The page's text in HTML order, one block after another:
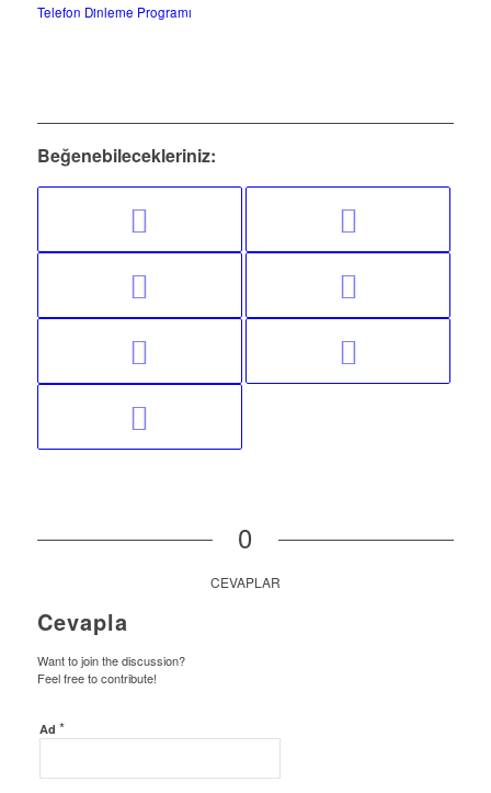
Telefon Dinleme Programı
Beğenebilecekleriniz:
0
CEVAPLAR
Cevapla
Want to join the discussion?
Feel free to contribute!
Ad *